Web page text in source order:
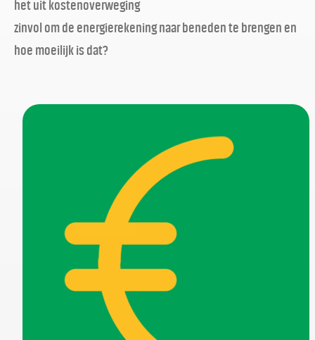
het uit kostenoverweging
zinvol om de energierekening naar beneden te brengen en
hoe moeilijk is dat?